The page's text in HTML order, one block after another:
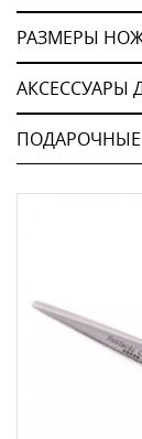
РАЗМЕРЫ
АКСЕССУАРЫ